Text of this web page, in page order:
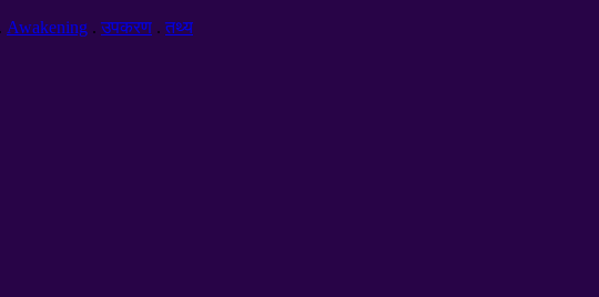
. Awakening . उपकरण . तथ्य